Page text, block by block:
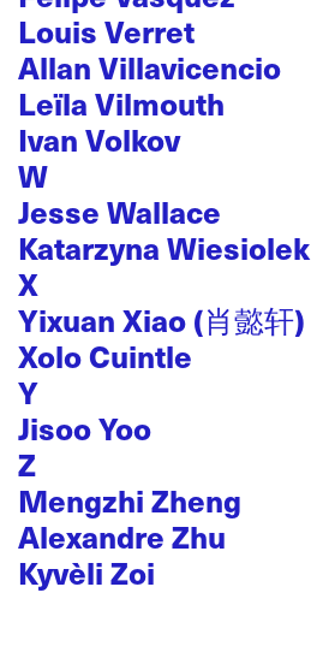
Louis Verret
Allan Villavicencio
Leïla Vilmouth
Ivan Volkov
W
Jesse Wallace
Katarzyna Wiesiolek
X
Yixuan Xiao (肖懿轩)
Xolo Cuintle
Y
Jisoo Yoo
Z
Mengzhi Zheng
Alexandre Zhu
Kyvèli Zoi